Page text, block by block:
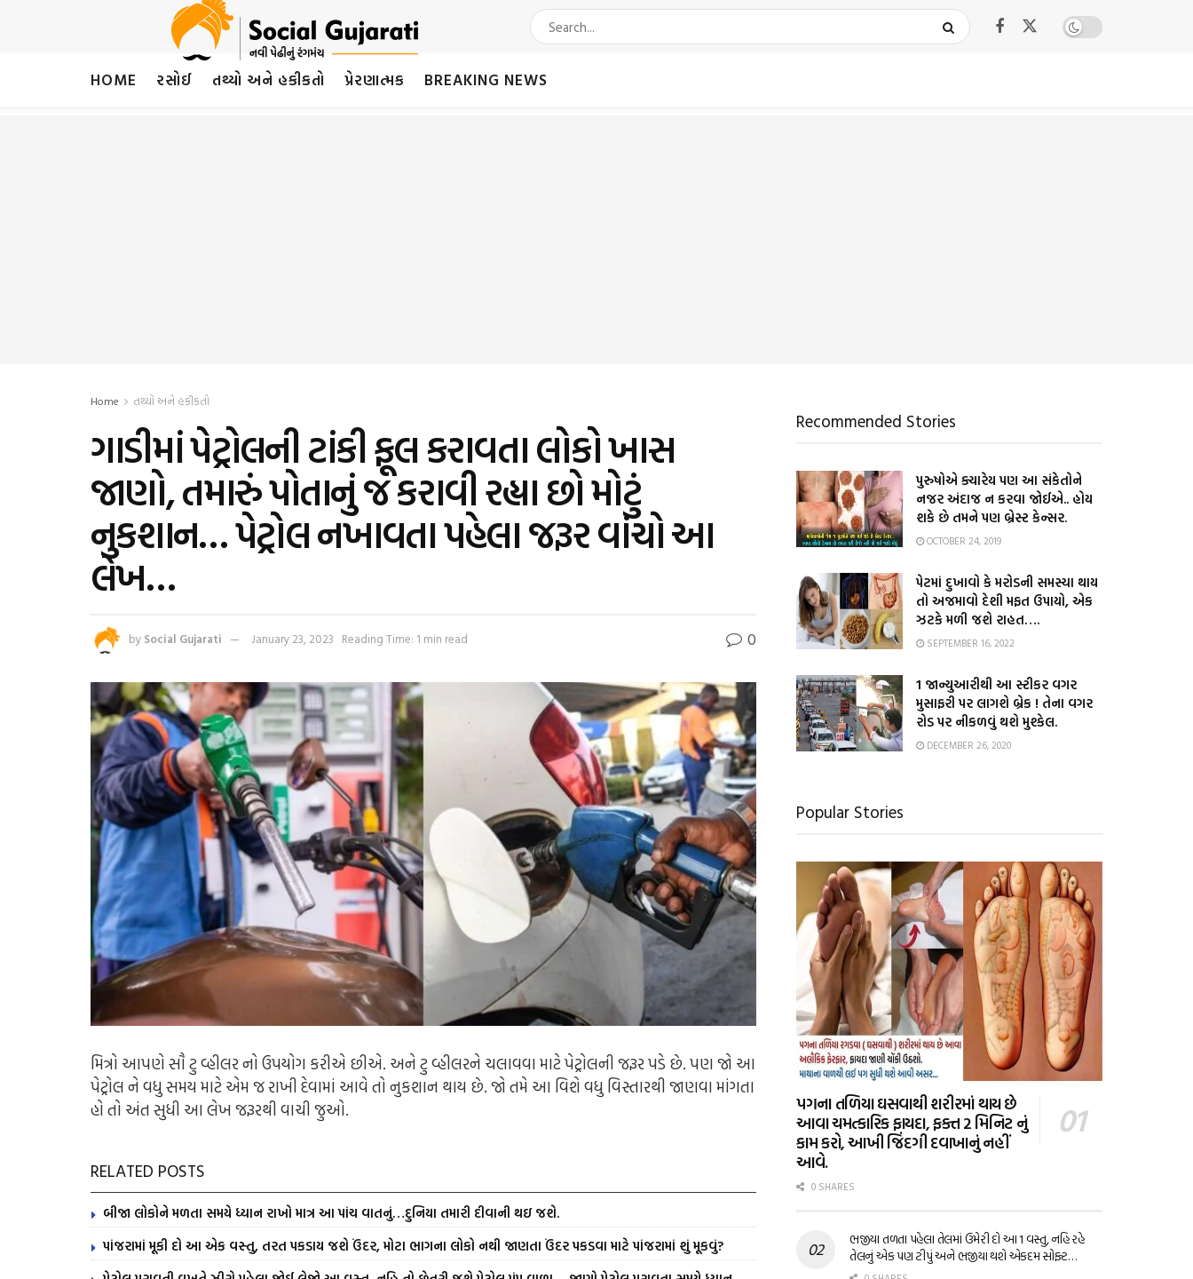
HOME રસોઈ તથ્યો અને હકીકતો પ્રેરણાત્મક BREAKING NEWS
Home તથ્યો અને હકીકતો
ગાડીમાં પેટ્રોલની ટાંકી ફૂલ કરાવતા લોકો ખાસ
જાણો, તમારું પોતાનું જ કરાવી રહ્યા છો મોટું
નુકશાન… પેટ્રોલ નખાવતા પહેલા જરૂર વાંચો આ
લેખ…
by Social Gujarati January 23, 2023 Reading Time: 1 min read 0
મિત્રો આપણે સૌ ટુ વ્હીલર નો ઉપયોગ કરીએ છીએ. અને ટુ વ્હીલરને ચલાવવા માટે પેટ્રોલની જરૂર પડે છે. પણ જો આ
પેટ્રોલ ને વધુ સમય માટે એમ જ રાખી દેવામાં આવે તો નુકશાન થાય છે. જો તમે આ વિશે વધુ વિસ્તારથી જાણવા માંગતા
હો તો અંત સુધી આ લેખ જરૂરથી વાચી જુઓ.
RELATED POSTS
બીજા લોકોને મળતા સમયે ધ્યાન રાખો માત્ર આ પાંચ વાતનું…દુનિયા તમારી દીવાની થઇ જશે.
પાંજરામાં મૂકી દો આ એક વસ્તુ, તરત પકડાય જશે ઉંદર, મોટા ભાગના લોકો નથી જાણતા ઉંદર પકડવા માટે પાંજરામાં શું મૂકવું?
Recommended Stories
પુરુષોએ ક્યારેય પણ આ સંકેતોને
નજર અંદાજ ન કરવા જોઈએ.. હોય
શકે છે તમને પણ બ્રેસ્ટ કેન્સર.
OCTOBER 24, 2019
પેટમાં દુખાવો કે મરોડની સમસ્યા થાય
તો અજમાવો દેશી મફત ઉપાયો, એક
ઝટકે મળી જશે રાહત….
SEPTEMBER 16, 2022
1 જાન્યુઆરીથી આ સ્ટીકર વગર
મુસાફરી પર લાગશે બ્રેક ! તેના વગર
રોડ પર નીકળવું થશે મુશ્કેલ.
DECEMBER 26, 2020
Popular Stories
પગના તળિયા ઘસવાથી શરીરમાં થાય છે
આવા ચમત્કારિક ફાયદા, ફક્ત 2 મિનિટ નું
કામ કરો, આખી જિંદગી દવાખાનું નહીં
આવે.
0 SHARES
ભજીયા તળતા પહેલા તેલમાં ઉમેરી દો આ 1 વસ્તુ, નહિ રહે
તેલનું એક પણ ટીપું અને ભજીયા થશે એકદમ સોફ્ટ…